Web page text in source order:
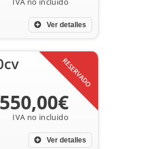
Ver detalles
RESERVADO
Ver detalles